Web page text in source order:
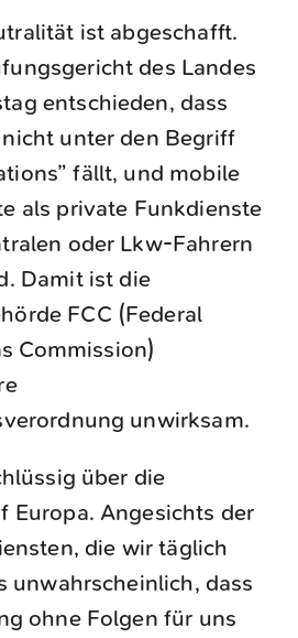
ist abgeschafft.
des Landes
entschieden, dass
unter den Begriff
fällt, und mobile
als private Funkdienste
oder Lkw-Fahrern
Damit ist die
FCC (Federal
Commission)
unwirksam.
über die
Europa. Angesichts der
die wir täglich
unwahrscheinlich, dass
ohne Folgen für uns